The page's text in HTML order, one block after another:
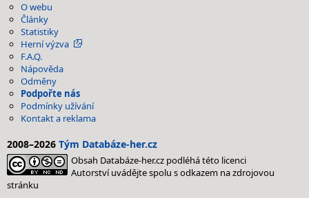
O webu
Články
Statistiky
Herní výzva
F.A.Q.
Nápověda
Odměny
Podpořte nás
Podmínky užívání
Kontakt a reklama
2008–2026 Tým Databáze-her.cz
Obsah Databáze-her.cz podléhá této licenci
Autorství uvádějte spolu s odkazem na zdrojovou
stránku